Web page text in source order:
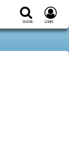
Suche Login